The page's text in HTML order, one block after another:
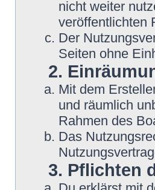
nicht weiter
veröffentlichten
Der
Seiten ohne
2.
Mit dem
und räumlich
Rahmen des
Das
3. Pflichten